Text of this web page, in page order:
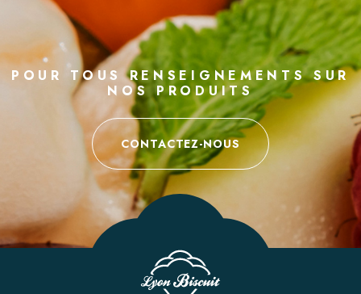
POUR TOUS RENSEIGNEMENTS SUR
NOS PRODUITS
CONTACTEZ-NOUS